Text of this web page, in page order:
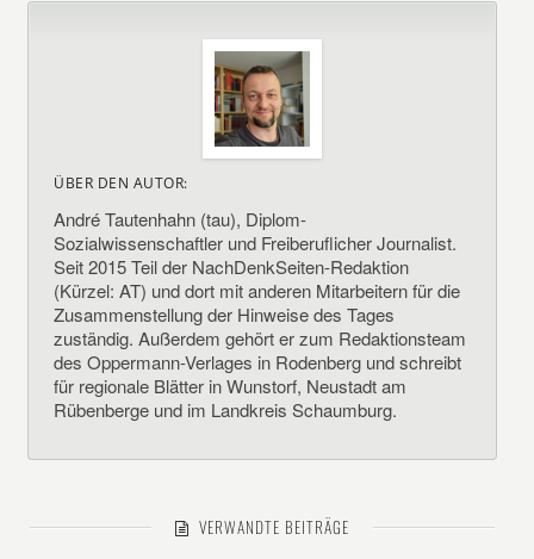
ÜBER DEN AUTOR:
André Tautenhahn (tau), Diplom-
Sozialwissenschaftler und Freiberuflicher Journalist.
Seit 2015 Teil der NachDenkSeiten-Redaktion
(Kürzel: AT) und dort mit anderen Mitarbeitern für die
Zusammenstellung der Hinweise des Tages
zuständig. Außerdem gehört er zum Redaktionsteam
des Oppermann-Verlages in Rodenberg und schreibt
für regionale Blätter in Wunstorf, Neustadt am
Rübenberge und im Landkreis Schaumburg.
VERWANDTE BEITRÄGE